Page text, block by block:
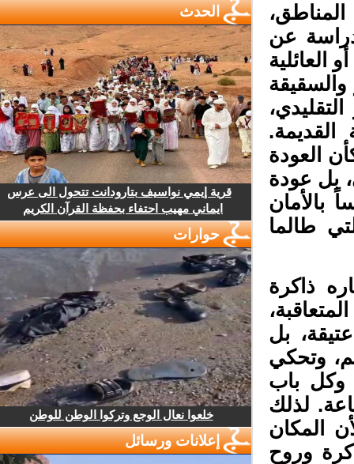
عن
العودة
بل عودة
بالأمان
طالما
ذاكرة
بل
وتحكي
باب
لذلك
المكان
وروح
الحدث
قرية إيمي نواسيف بتارودانت تتحول الى عرس
ايماني مهيب احتفاء بحفظة القرآن الكريم
حوارات
خلعوا نعال الوجع وتركوا الوطن للوطن
إعلانات ورسائل